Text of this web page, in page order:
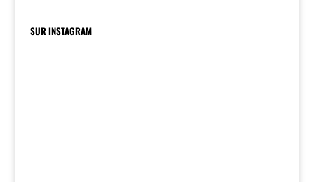
SUR INSTAGRAM